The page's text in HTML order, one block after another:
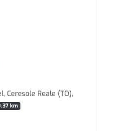
Ceresole Reale (TO),
km